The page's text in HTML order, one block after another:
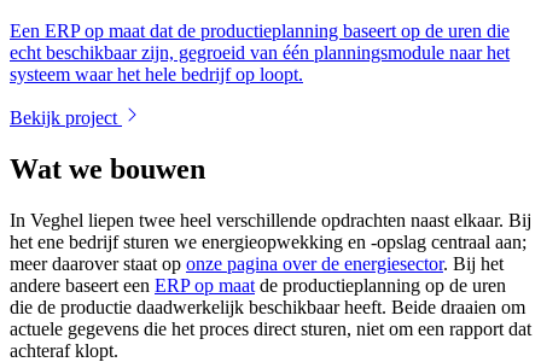
Een ERP op maat dat de productieplanning baseert op de uren die
echt beschikbaar zijn, gegroeid van één planningsmodule naar het
systeem waar het hele bedrijf op loopt.
Bekijk project
Wat we bouwen
In Veghel liepen twee heel verschillende opdrachten naast elkaar. Bij
het ene bedrijf sturen we energieopwekking en -opslag centraal aan;
meer daarover staat op onze pagina over de energiesector. Bij het
andere baseert een ERP op maat de productieplanning op de uren
die de productie daadwerkelijk beschikbaar heeft. Beide draaien om
actuele gegevens die het proces direct sturen, niet om een rapport dat
achteraf klopt.